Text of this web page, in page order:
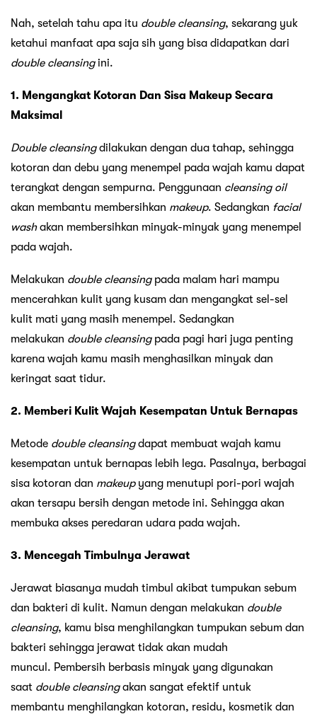
Nah, setelah tahu apa itu double cleansing, sekarang yuk
ketahui manfaat apa saja sih yang bisa didapatkan dari
double cleansingini.
1. Mengangkat Kotoran Dan Sisa Makeup Secara
Maksimal
Double cleansingdilakukan dengan dua tahap, sehingga
kotoran dan debu yang menempel pada wajah kamu dapat
terangkat dengan sempurna. Penggunaan cleansing oil
akan membantu membersihkan makeup. Sedangkan facial
washakan membersihkan minyak-minyak yang menempel
pada wajah.
Melakukan double cleansingpada malam hari mampu
mencerahkan kulit yang kusam dan mengangkat sel-sel
kulit mati yang masih menempel. Sedangkan
melakukan double cleansingpada pagi hari juga penting
karena wajah kamu masih menghasilkan minyak dan
keringat saat tidur.
2. Memberi Kulit Wajah Kesempatan Untuk Bernapas
Metode double cleansingdapat membuat wajah kamu
kesempatan untuk bernapas lebih lega. Pasalnya, berbagai
sisa kotoran dan makeupyang menutupi pori-pori wajah
akan tersapu bersih dengan metode ini. Sehingga akan
membuka akses peredaran udara pada wajah.
3. Mencegah Timbulnya Jerawat
Jerawat biasanya mudah timbul akibat tumpukan sebum
dan bakteri di kulit. Namun dengan melakukan double
cleansing, kamu bisa menghilangkan tumpukan sebum dan
bakteri sehingga jerawat tidak akan mudah
muncul. Pembersih berbasis minyak yang digunakan
saat double cleansingakan sangat efektif untuk
membantu menghilangkan kotoran, residu, kosmetik dan